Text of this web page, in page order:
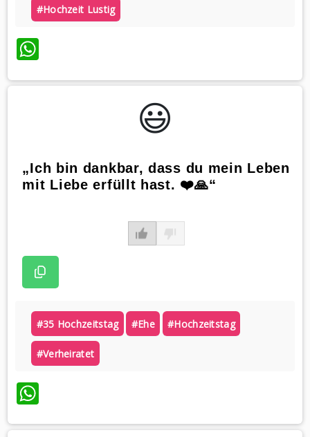
#hochzeit Lustig
WhatsApp
😃️
„Ich bin dankbar, dass du mein Leben
mit Liebe erfüllt hast. ❤️🙏“
#35 Hochzeitstag #ehe #hochzeitstag
#verheiratet
WhatsApp